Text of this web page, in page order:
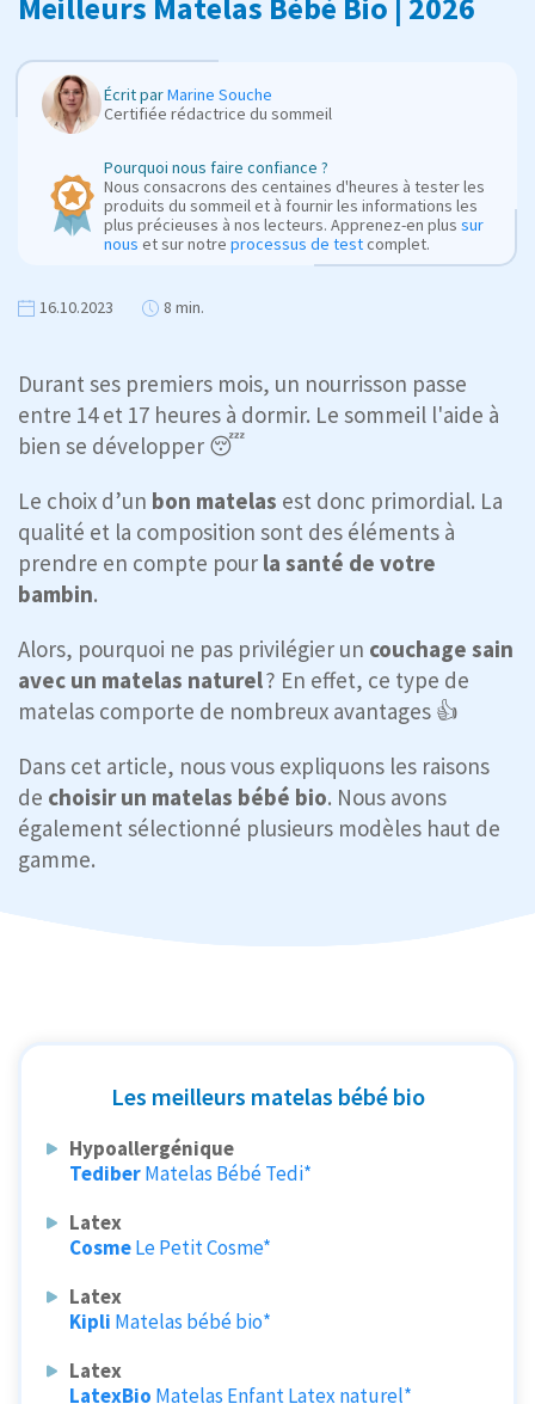
Écrit parMarine Souche
Certifiée rédactrice du sommeil
Pourquoi nous faire confiance ?
Nous consacrons des centaines d'heures à tester les
produits du sommeil et à fournir les informations les
plus précieuses à nos lecteurs. Apprenez-en plus sur
nous et sur notre processus de testcomplet.
16.10.2023 8 min.
Durant ses premiers mois, un nourrisson passe
entre 14 et 17 heures à dormir. Le sommeil l'aide à
bien se développer 😴
Le choix d’un bon matelas est donc primordial. La
qualité et la composition sont des éléments à
prendre en compte pour la santé de votre
bambin.
Alors, pourquoi ne pas privilégier un couchage sain
avec un matelas naturel? En effet, ce type de
matelas comporte de nombreux avantages 👍
Dans cet article, nous vous expliquons les raisons
de choisir un matelas bébé bio. Nous avons
également sélectionné plusieurs modèles haut de
gamme.
Les meilleurs matelas bébé bio
Hypoallergénique
TediberMatelas Bébé Tedi*
Latex
CosmeLe Petit Cosme*
Latex
Kipli Matelas bébé bio*
Latex
LatexBio Matelas Enfant Latex naturel*